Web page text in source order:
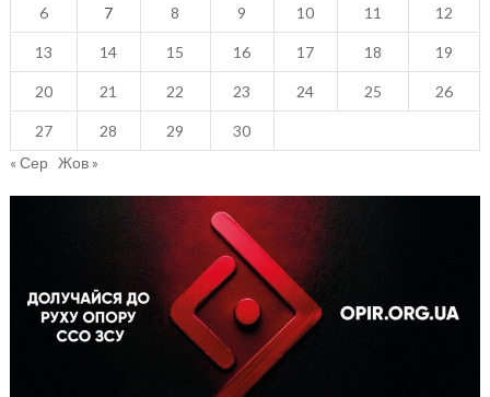
6 7 8 9 10 11 12
13 14 15 16 17 18 19
20 21 22 23 24 25 26
27 28 29
30
« Сер Жов »